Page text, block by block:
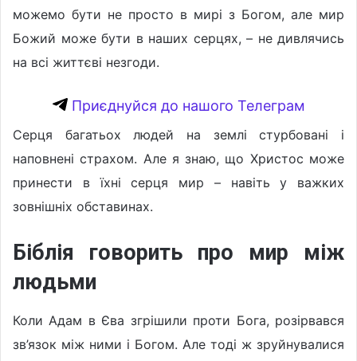
можемо бути не просто в мирі з Богом, але мир
Божий може бути в наших серцях, – не дивлячись
на всі життєві незгоди.
Приєднуйся до нашого Телеграм
Серця багатьох людей на землі стурбовані і
наповнені страхом. Але я знаю, що Христос може
принести в їхні серця мир – навіть у важких
зовнішніх обставинах.
Біблія говорить про мир між
людьми
Коли Адам в Єва згрішили проти Бога, розірвався
зв’язок між ними і Богом. Але тоді ж зруйнувалися